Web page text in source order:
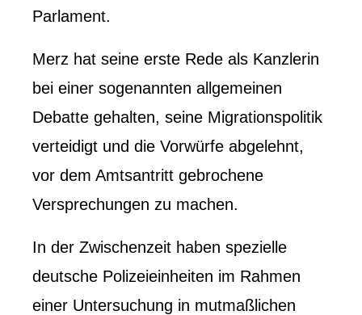
Parlament.
Merz hat seine erste Rede als Kanzlerin
bei einer sogenannten allgemeinen
Debatte gehalten, seine Migrationspolitik
verteidigt und die Vorwürfe abgelehnt,
vor dem Amtsantritt gebrochene
Versprechungen zu machen.
In der Zwischenzeit haben spezielle
deutsche Polizeieinheiten im Rahmen
einer Untersuchung in mutmaßlichen